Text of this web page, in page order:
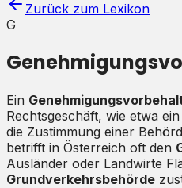
Zurück zum Lexikon
G
Ein
Rechtsgeschäft, wie etwa
die Zustimmung einer
betrifft in Österreich oft den
Ausländer oder Landwirte
Grundverkehrsbehörde